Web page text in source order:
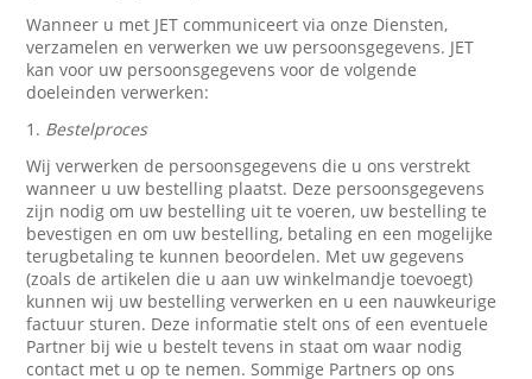
Wanneer u met JET communiceert via onze Diensten,
verzamelen en verwerken we uw persoonsgegevens. JET
kan voor uw persoonsgegevens voor de volgende
doeleinden verwerken:
1. Bestelproces
Wij verwerken de persoonsgegevens die u ons verstrekt
wanneer u uw bestelling plaatst. Deze persoonsgegevens
zijn nodig om uw bestelling uit te voeren, uw bestelling te
bevestigen en om uw bestelling, betaling en een mogelijke
terugbetaling te kunnen beoordelen. Met uw gegevens
(zoals de artikelen die u aan uw winkelmandje toevoegt)
kunnen wij uw bestelling verwerken en u een nauwkeurige
factuur sturen. Deze informatie stelt ons of een eventuele
Partner bij wie u bestelt tevens in staat om waar nodig
contact met u op te nemen. Sommige Partners op ons